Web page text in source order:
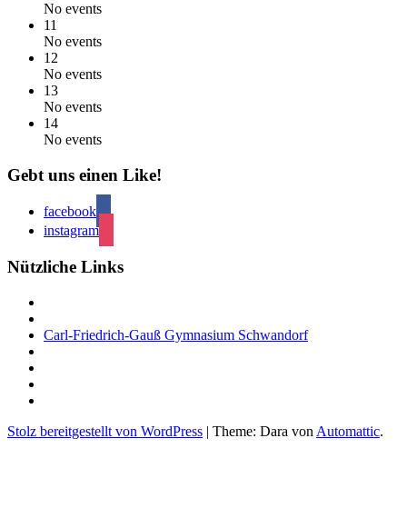
No events
11
No events
12
No events
13
No events
14
No events
Gebt uns einen Like!
facebook
instagram
Nützliche Links
Carl-Friedrich-Gauß Gymnasium Schwandorf
Stolz bereitgestellt von WordPress | Theme: Dara von Automattic.